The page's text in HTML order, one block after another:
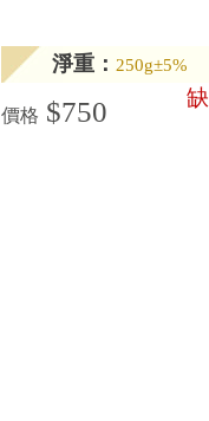
淨重：250g±5%
價格 $750